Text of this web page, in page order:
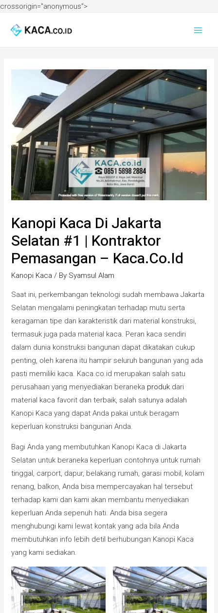
crossorigin="anonymous">
Kanopi Kaca Di Jakarta
Selatan #1 | Kontraktor
Pemasangan – Kaca.co.id
Kanopi Kaca / By Syamsul Alam
Saat ini, perkembangan teknologi sudah membawa Jakarta
Selatan mengalami peningkatan terhadap mutu serta
keragaman tipe dan karakteristik dari material konstruksi,
termasuk juga pada material kaca. Peran kaca sendiri
dalam dunia konstruksi bangunan dapat dikatakan cukup
penting, oleh karena itu hampir seluruh bangunan yang ada
pasti memiliki kaca. Kaca.co.id merupakan salah satu
perusahaan yang menyediakan beraneka produk dari
material kaca favorit dan terbaik, salah satunya adalah
Kanopi Kaca yang dapat Anda pakai untuk beragam
keperluan konstruksi bangunan Anda.
Bagi Anda yang membutuhkan Kanopi Kaca di Jakarta
Selatan untuk beraneka keperluan contohnya untuk rumah
tinggal, carport, dapur, belakang rumah, garasi mobil, kolam
renang, balkon, Anda bisa mempercayakan hal tersebut
terhadap kami dan kami akan membantu menyediakan
keperluan Anda sepenuh hati. Anda bisa segera
menghubungi kami lewat kontak yang ada bila Anda
membutuhkan info lebih detil berhubungan Kanopi Kaca
yang kami sediakan.